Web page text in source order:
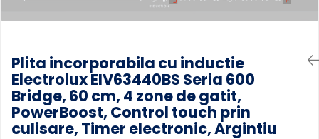
Accesorii Piese Masini Spalat
Accesorii Electrocasnice Mici
Filtre Purificatoare Aer
Accesorii Piese Aer Conditionat
Plita incorporabila cu inductie
Electrolux EIV63440BS Seria 600
Bridge, 60 cm, 4 zone de gatit,
PowerBoost, Control touch prin
culisare, Timer electronic, Argintiu